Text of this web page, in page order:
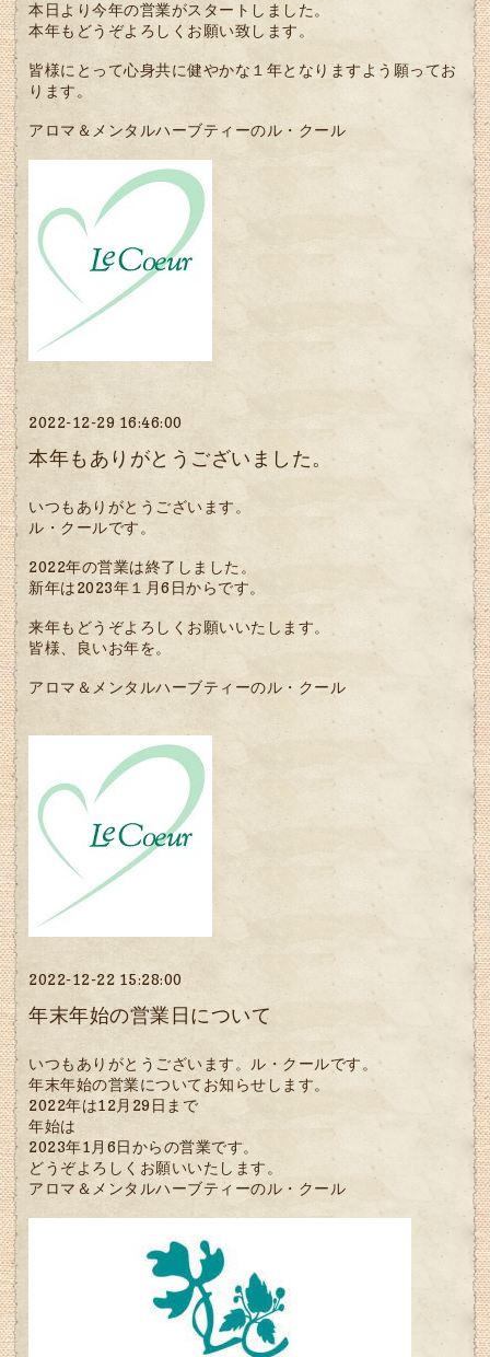
本日より今年の営業がスタートしました。
本年もどうぞよろしくお願い致します。
皆様にとって心身共に健やかな１年となりますよう願ってお
ります。
アロマ＆メンタルハーブティーのル・クール
2022-12-29 16:46:00
本年もありがとうございました。
いつもありがとうございます。
ル・クールです。
2022年の営業は終了しました。
新年は2023年１月6日からです。
来年もどうぞよろしくお願いいたします。
皆様、良いお年を。
アロマ＆メンタルハーブティーのル・クール
2022-12-22 15:28:00
年末年始の営業日について
いつもありがとうございます。ル・クールです。
年末年始の営業についてお知らせします。
2022年は12月29日まで
年始は
2023年1月6日からの営業です。
どうぞよろしくお願いいたします。
アロマ＆メンタルハーブティーのル・クール